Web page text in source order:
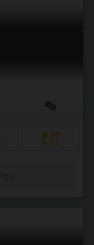
27
持ってる